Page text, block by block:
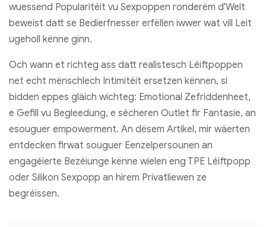
wuessend Popularitéit vu Sexpoppen ronderëm d'Welt
beweist datt se Bedierfnesser erfëllen iwwer wat vill Leit
ugeholl kënne ginn.
Och wann et richteg ass datt realistesch Léiftpoppen
net echt mënschlech Intimitéit ersetzen kënnen, si
bidden eppes gläich wichteg: Emotional Zefriddenheet,
e Gefill vu Begleedung, e sécheren Outlet fir Fantasie, an
esouguer empowerment. An dësem Artikel, mir wäerten
entdecken firwat souguer Eenzelpersounen an
engagéierte Bezéiunge kënne wielen eng TPE Léiftpopp
oder Silikon Sexpopp an hirem Privatliewen ze
begréissen.